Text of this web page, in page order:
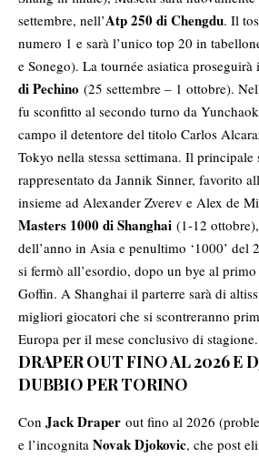
settembre, nell’Atp 250 di Chengdu. Il
numero 1 e sarà l’unico top 20 in
e Sonego). La tournée asiatica proseguirà
di Pechino (25 settembre – 1 ottobre).
fu sconfitto al secondo turno da
campo il detentore del titolo Carlos
Tokyo nella stessa settimana. Il principale
rappresentato da Jannik Sinner, favorito
insieme ad Alexander Zverev e Alex de
Masters 1000 di Shanghai (1-12
dell’anno in Asia e penultimo ‘1000’ del
si fermò all’esordio, dopo un bye al
Goffin. A Shanghai il parterre sarà di
migliori giocatori che si scontreranno
Europa per il mese conclusivo di stagione.
DRAPER OUT FINO AL 2026 E
DUBBIO PER TORINO
Con Jack Draper out fino al 2026
e l’incognita Novak Djokovic, che post